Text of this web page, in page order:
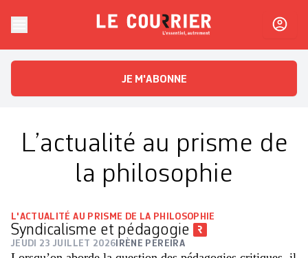
Le CourrierL'essentiel, autrement
JE M'ABONNE
L’actualité au prisme de
la philosophie
L'ACTUALITÉ AU PRISME DE LA PHILOSOPHIE
Syndicalisme et pédagogie
JEUDI 23 JUILLET 2026 IRÈNE PEREIRA